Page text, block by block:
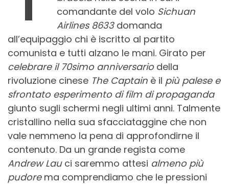
comandante del volo Sichuan
Airlines 8633domanda
all’equipaggio chi è iscritto al partito
comunista e tutti alzano le mani. Girato per
celebrare il 70simo anniversariodella
rivoluzione cinese The Captain è il più palese e
sfrontato esperimento di film di propaganda
giunto sugli schermi negli ultimi anni. Talmente
cristallino nella sua sfacciataggine che non
vale nemmeno la pena di approfondirne il
contenuto. Da un grande regista come
Andrew Lauci saremmo attesi almeno più
pudorema comprendiamo che le pressioni